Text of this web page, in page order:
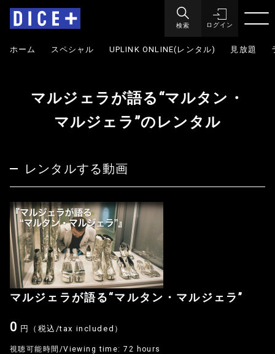
検索 ログイン
ホーム スペシャル UPLINK ONLINE(レンタル) 見放題
マルジェラが語る“マルタン・
マルジェラ”のレンタル
レンタルする動画
マルジェラが語る“マルタン・マルジェラ”
0 円（税込/tax included）
視聴可能時間/Viewing time: 72 hours